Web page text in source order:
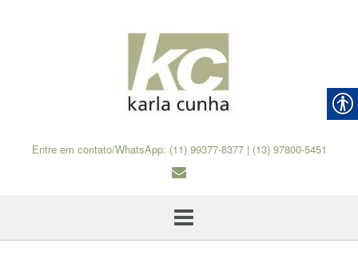
Entre em contato/WhatsApp: (11) 99377-8377 | (13) 97800-5451